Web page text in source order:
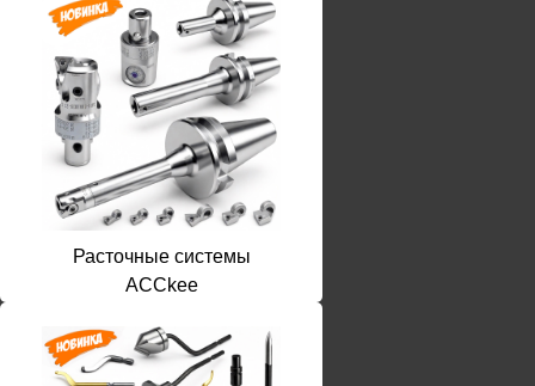
Расточные системы
ACCkee